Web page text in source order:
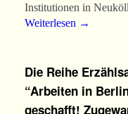
Institutionen in
Weiterlesen →
Die Reihe
“Arbeiten in
geschafft!